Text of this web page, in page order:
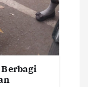
Berbagi